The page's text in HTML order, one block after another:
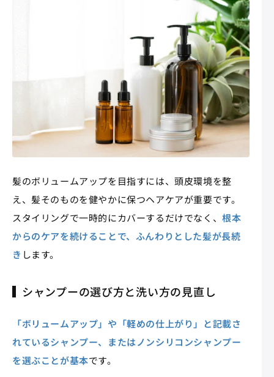
髪のボリュームアップを目指すには、頭皮環境を整
え、髪そのものを健やかに保つヘアケアが重要です。
スタイリングで一時的にカバーするだけでなく、根本
からのケアを続けることで、ふんわりとした髪が長続
き します。
シャンプーの選び方と洗い方の見直し
「ボリュームアップ」や「軽めの仕上がり」と記載さ
れているシャンプー、またはノンシリコンシャンプー
を選ぶことが基本です。